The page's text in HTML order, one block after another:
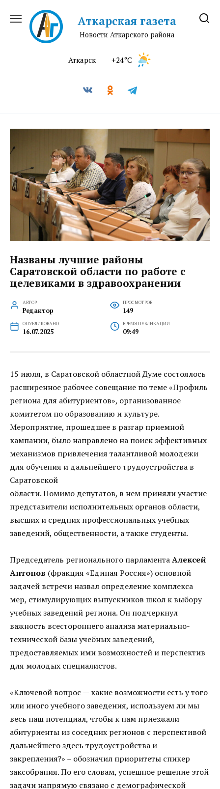
содержанию
Аткарская газета
Новости Аткарского района
Аткарск +24°C
Названы лучшие районы
Саратовской области по работе с
целевиками в здравоохранении
АВТОР
Редактор
ПРОСМОТРОВ
149
ОПУБЛИКОВАНО
16.07.2025
ВРЕМЯ ПУБЛИКАЦИИ
09:49
15 июля, в Саратовской областной Думе состоялось
расширенное рабочее совещание по теме «Профиль
региона для абитуриентов», организованное
комитетом по образованию и культуре.
Мероприятие, прошедшее в разгар приемной
кампании, было направлено на поиск эффективных
механизмов привлечения талантливой молодежи
для обучения и дальнейшего трудоустройства в
Саратовской
области. Помимо депутатов, в нем приняли участие
представители исполнительных органов области,
высших и средних профессиональных учебных
заведений, общественности, а также студенты.
Председатель регионального парламентаАлексей
Антонов (фракция «Единая Россия») основной
задачей встречи назвал определение комплекса
мер, стимулирующих выпускников школ к выбору
учебных заведений региона. Он подчеркнул
важность всестороннего анализа материально-
технической базы учебных заведений,
предоставляемых ими возможностей и перспектив
для молодых специалистов.
«Ключевой вопрос — какие возможности есть у того
или иного учебного заведения, используем ли мы
весь наш потенциал, чтобы к нам приезжали
абитуриенты из соседних регионов с перспективой
дальнейшего здесь трудоустройства и
закрепления?» – обозначил приоритеты спикер
заксобрания. По его словам, успешное решение этой
задачи напрямую связано с демографической